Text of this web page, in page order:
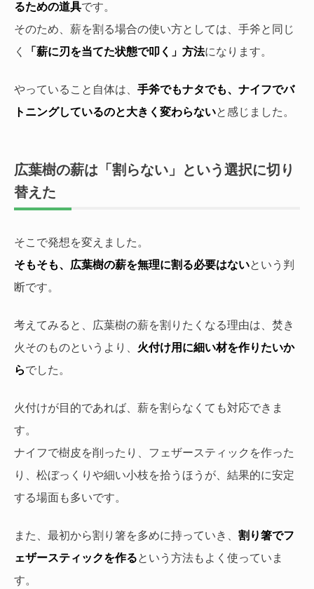
るための道具です。
そのため、薪を割る場合の使い方としては、手斧と同じ
く
「薪に刃を当てた状態で叩く」方法になります。
やっていること自体は、 手斧でもナタでも、ナイフでバ
トニングしているのと大きく変わらないと感じました。
広葉樹の薪は「割らない」という選択に切り
替えた
そこで発想を変えました。
そもそも、広葉樹の薪を無理に割る必要はないという判
断です。
考えてみると、広葉樹の薪を割りたくなる理由は、焚き
火そのものというより、 火付け用に細い材を作りたいか
らでした。
火付けが目的であれば、薪を割らなくても対応できま
す。
ナイフで樹皮を削ったり、フェザースティックを作った
り、松ぼっくりや細い小枝を拾うほうが、結果的に安定
する場面も多いです。
また、最初から割り箸を多めに持っていき、 割り箸でフ
ェザースティックを作る という方法もよく使っていま
す。